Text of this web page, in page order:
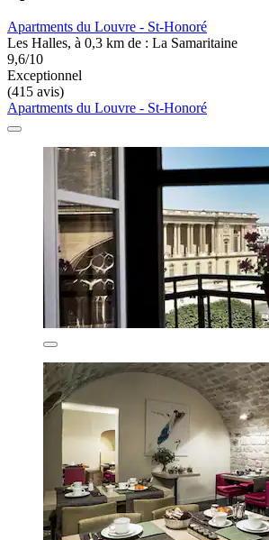
Apartments du Louvre - St-Honoré
Les Halles, à 0,3 km de : La Samaritaine
9,6/10
Exceptionnel
(415 avis)
Apartments du Louvre - St-Honoré